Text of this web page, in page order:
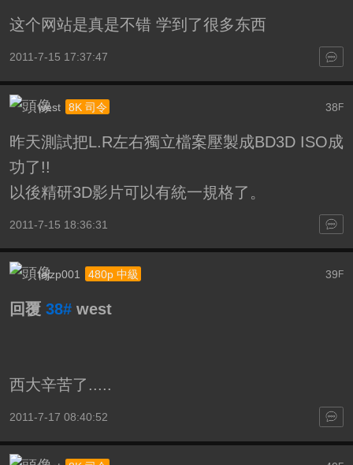
这个网站是真是不错 学到了很多东西
2011-7-15 17:37:47
38 F
west 8K 司令
昨天測試把L.R左右獨立檔案壓製成BD3D ISO成
功了!!
以後精研3D影片可以有統一規格了。
2011-7-15 18:36:31
39 F
tejzp001 480p 中級
回覆 38# west
西大辛苦了.....
2011-7-17 08:40:52